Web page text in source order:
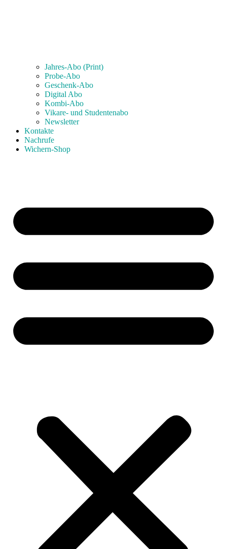
Jahres-Abo (Print)
Probe-Abo
Geschenk-Abo
Digital Abo
Kombi-Abo
Vikare- und Studentenabo
Newsletter
Kontakte
Nachrufe
Wichern-Shop